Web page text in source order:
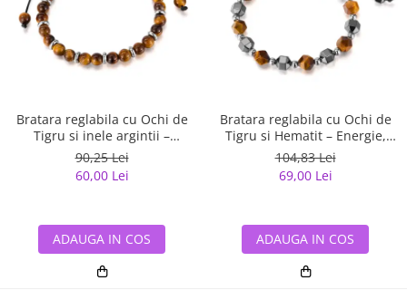
Bratara reglabila cu Ochi de
Tigru si inele argintii –
Energie si Echilibru
90,25 Lei
60,00 Lei
ADAUGA IN COS
Bratara reglabila cu Ochi de
Tigru si Hematit – Energie,
Protectie si Echilibru
104,83 Lei
69,00 Lei
ADAUGA IN COS